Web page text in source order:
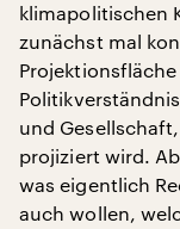
klimapolitischen
zunächst mal
und
projiziert wird.
was eigentlich
auch wollen,